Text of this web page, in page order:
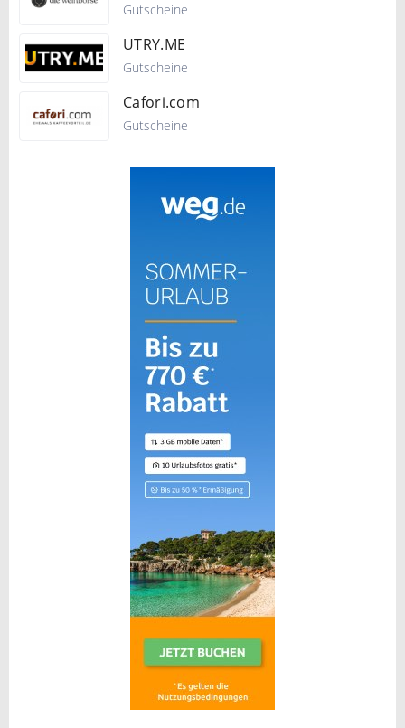
Gutscheine
UTRY.ME
Gutscheine
Cafori.com
Gutscheine